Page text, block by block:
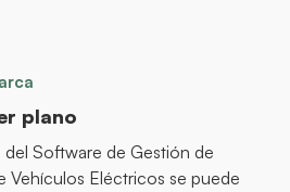
plano
Software de Gestión de
Vehículos Eléctricos se puede